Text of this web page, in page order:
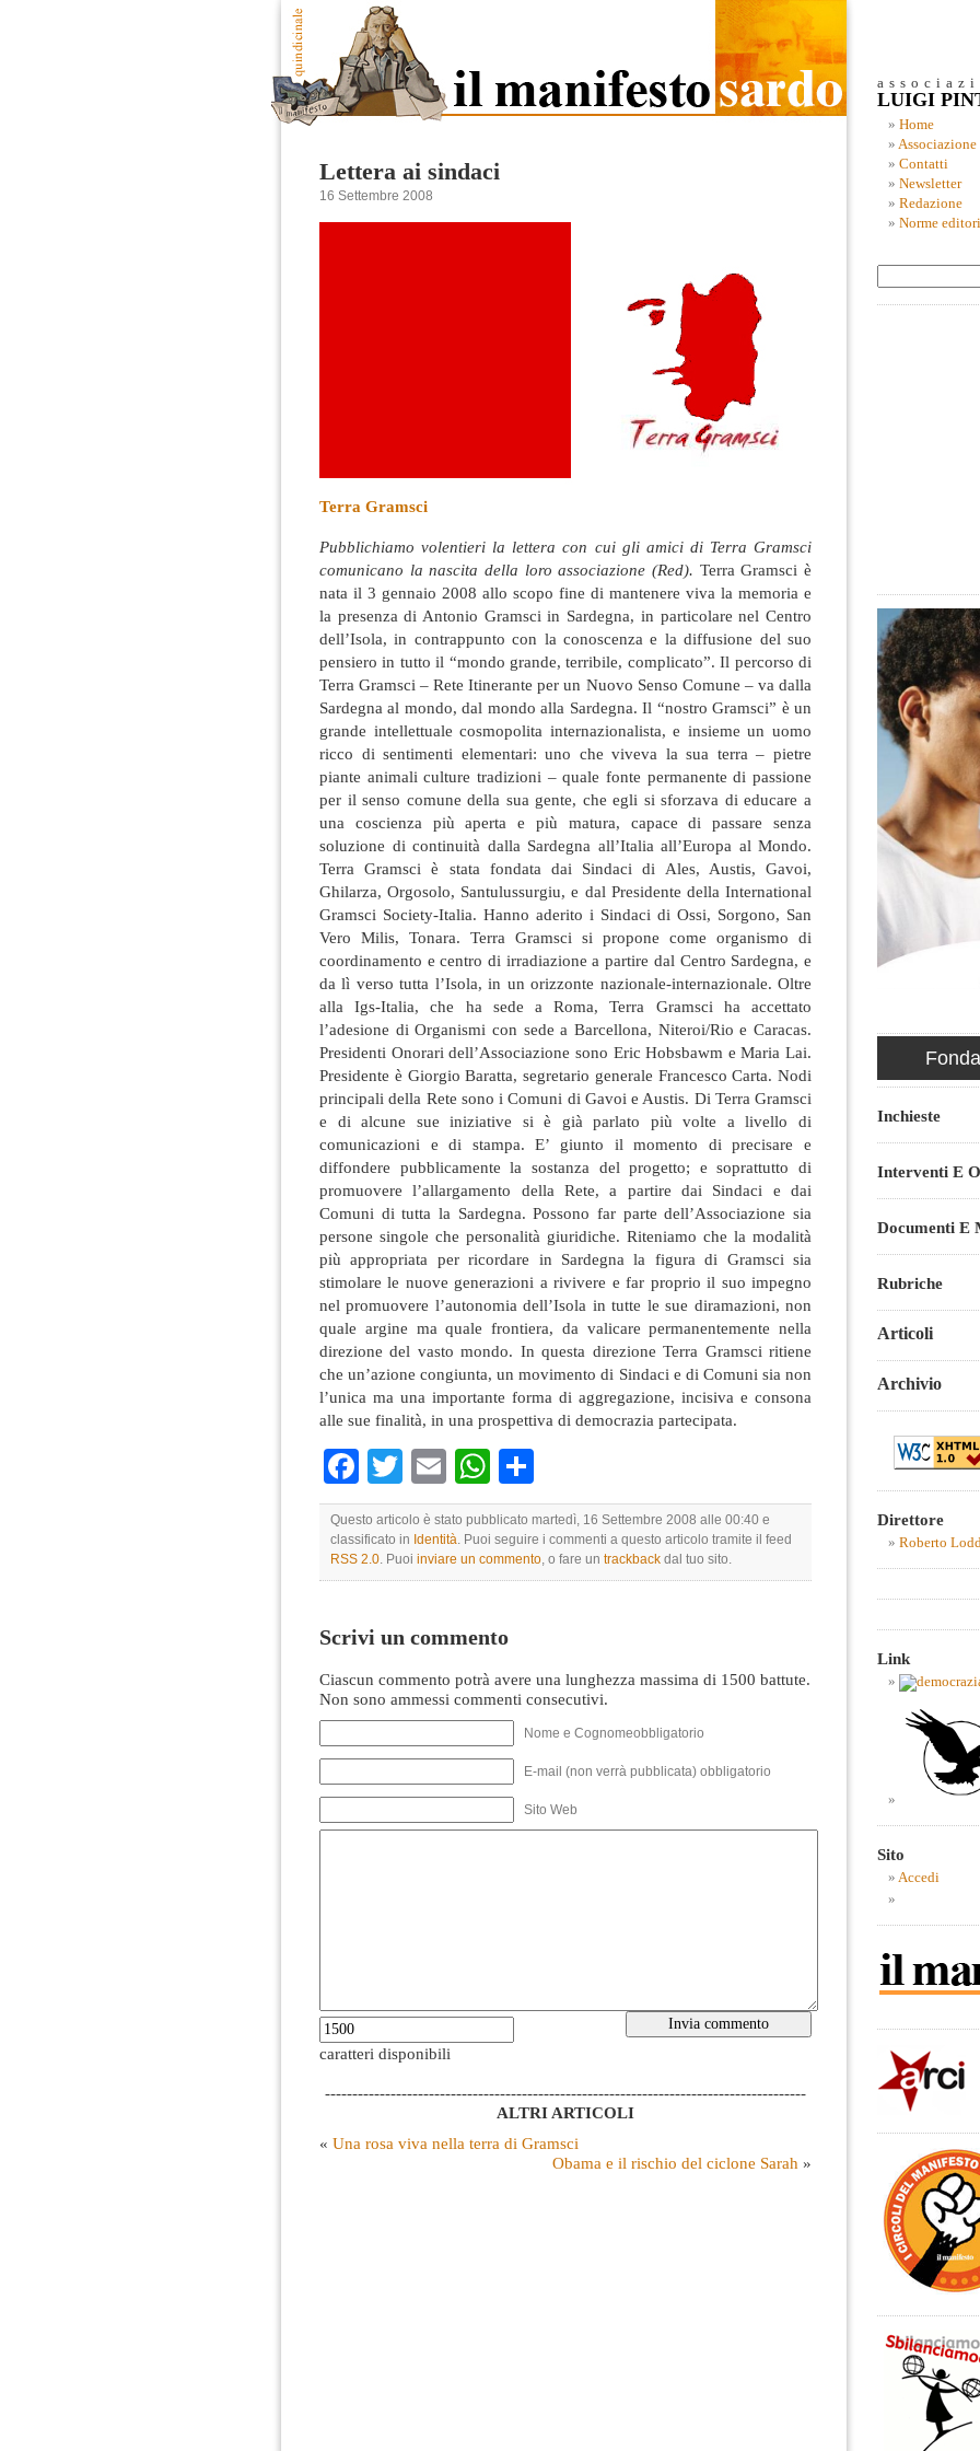
Lettera ai sindaci
16 Settembre 2008
Terra Gramsci
Pubblichiamo volentieri la lettera con cui gli amici di Terra Gramsci
comunicano la nascita della loro associazione (Red). Terra Gramsci è
nata il 3 gennaio 2008 allo scopo fine di mantenere viva la memoria e
la presenza di Antonio Gramsci in Sardegna, in particolarenel Centro
dell’Isola, in contrappunto con la conoscenza e la diffusione del suo
pensiero in tutto il “mondo grande, terribile, complicato”. Il percorso di
Terra Gramsci – Rete Itinerante per un Nuovo Senso Comune – va dalla
Sardegna al mondo, dal mondo alla Sardegna. Il “nostro Gramsci” è un
grande intellettuale cosmopolita internazionalista, e insieme un uomo
ricco di sentimenti elementari: uno che viveva la sua terra – pietre
piante animali culture tradizioni – quale fonte permanente di passione
per il senso comune della sua gente, che egli si sforzava di educare a
una coscienza più aperta e più matura, capace di passare senza
soluzione di continuità dalla Sardegna all’Italia all’Europa al Mondo.
Terra Gramsci è stata fondata dai Sindaci di Ales, Austis, Gavoi,
Ghilarza, Orgosolo, Santulussurgiu, e dal Presidente della International
Gramsci Society-Italia. Hanno aderito i Sindaci di Ossi, Sorgono, San
Vero Milis, Tonara. Terra Gramsci si propone come organismo di
coordinamento e centro di irradiazione a partire dal Centro Sardegna, e
da lì verso tutta l’Isola, in un orizzonte nazionale-internazionale. Oltre
alla Igs-Italia, che ha sede a Roma, Terra Gramsci ha accettato
l’adesione di Organismi con sede a Barcellona, Niteroi/Rio e Caracas.
Presidenti Onorari dell’Associazione sono Eric Hobsbawm e Maria Lai.
Presidente è Giorgio Baratta, segretario generale Francesco Carta. Nodi
principali della Rete sono i Comuni di Gavoi e Austis. Di Terra Gramsci
e di alcune sue iniziative si è già parlato più volte a livello di
comunicazioni e di stampa. E’ giunto il momento di precisare e
diffondere pubblicamente la sostanza del progetto; e soprattutto di
promuovere l’allargamento della Rete, a partire dai Sindaci e dai
Comuni di tutta la Sardegna. Possono far parte dell’Associazione sia
persone singole che personalità giuridiche. Riteniamo che la modalità
più appropriata per ricordare in Sardegna la figura di Gramsci sia
stimolare le nuove generazioni a rivivere e far proprio il suo impegno
nel promuovere l’autonomia dell’Isola in tutte le sue diramazioni, non
quale argine ma quale frontiera, da valicare permanentemente nella
direzione del vasto mondo. In questa direzione Terra Gramsci ritiene
che un’azione congiunta, un movimento di Sindaci e di Comuni sia non
l’unica ma una importante forma di aggregazione, incisiva e consona
alle sue finalità, in una prospettiva di democrazia partecipata.
Facebook
TwitterEmailWhatsApp
Questo articolo è stato pubblicato martedì, 16 Settembre 2008 alle 00:40 e
classificato in Identità. Puoi seguire i commenti a questo articolo tramite il feed
RSS 2.0. Puoi inviare un commento, o fare un trackback dal tuo sito.
Scrivi un commento
Ciascun commento potrà avere una lunghezza massima di 1500 battute.
Non sono ammessi commenti consecutivi.
Nome e Cognomeobbligatorio
E-mail (non verrà pubblicata) obbligatorio
Sito Web
caratteri disponibili
----------------------------------------------------------------------------------------
ALTRI ARTICOLI
« Una rosa viva nella terra di Gramsci
Obama e il rischio del ciclone Sarah »
LUIGI
Home
Associazione
Contatti
Newsletter
Redazione
Norme
Inchieste
Interventi E
Documenti E
Rubriche
Articoli
Archivio
Direttore
Roberto
Link
Sito
Accedi